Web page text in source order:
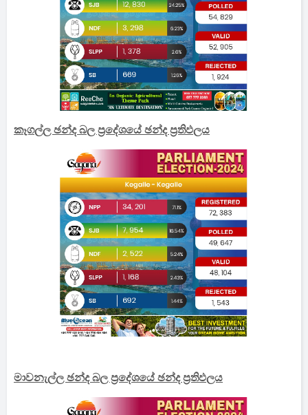
කෑගල්ල ඡන්ද බල ප්‍රදේශයේ ඡන්ද ප්‍රතිඵලය
මාවනැල්ල ඡන්ද බල ප්‍රදේශයේ ඡන්ද ප්‍රතිඵලය